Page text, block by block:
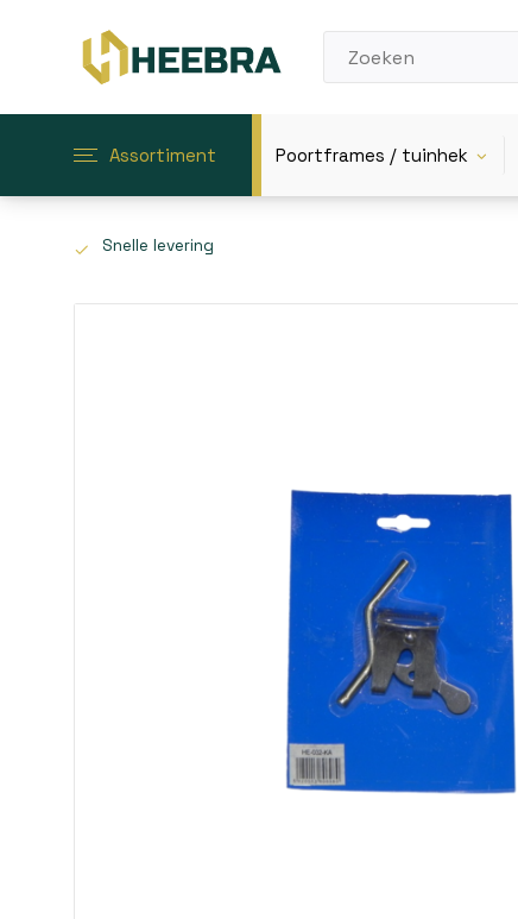
Assortiment Poortframes / tuinhek
Snelle levering